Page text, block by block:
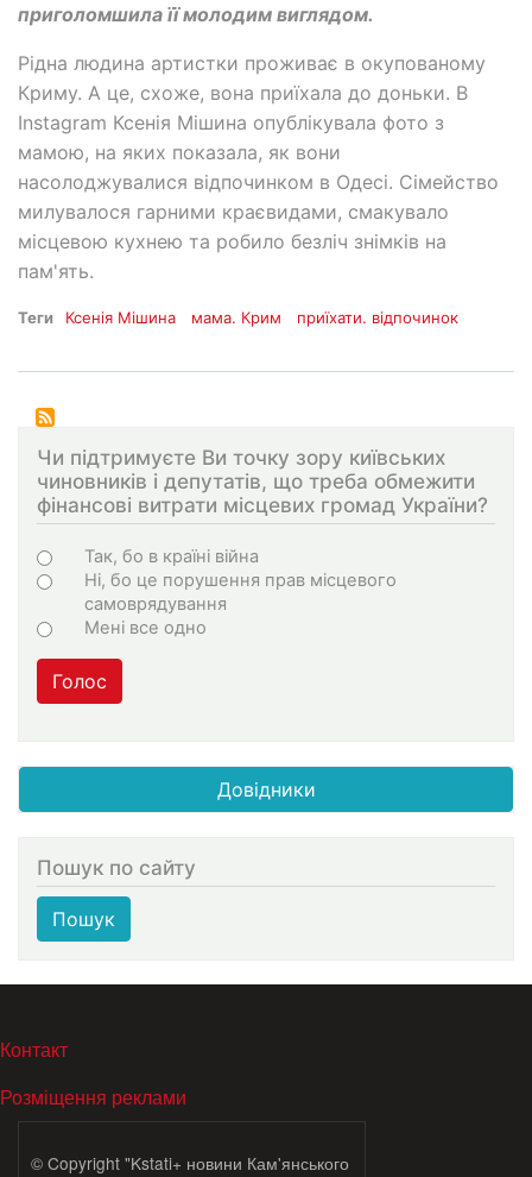
приголомшила її молодим виглядом.
Рідна людина артистки проживає в окупованому
Криму. А це, схоже, вона приїхала до доньки. В
Instagram Ксенія Мішина опублікувала фото з
мамою, на яких показала, як вони
насолоджувалися відпочинком в Одесі. Сімейство
милувалося гарними краєвидами, смакувало
місцевою кухнею та робило безліч знімків на
пам'ять.
Теги Ксенія Мішина мама. Крим приїхати. відпочинок
Чи підтримуєте Ви точку зору київських
чиновників і депутатів, що треба обмежити
фінансові витрати місцевих громад України?
Варіанти
Так, бо в країні війна
Ні, бо це порушення прав місцевого
самоврядування
Мені все одно
Голос
Довідники
Пошук по сайту
Пошук
МЕНЮ В ПОДВАЛЕ
Контакт
Розміщення реклами
© Copyright "Kstati+ новини Кам'янського